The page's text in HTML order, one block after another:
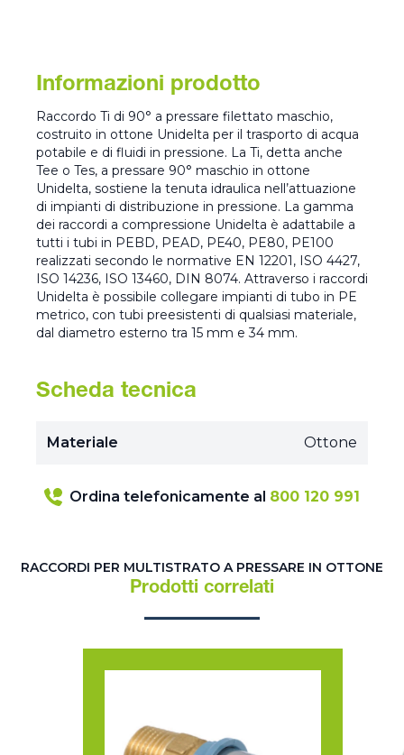
Informazioni prodotto
Raccordo Ti di 90° a pressare filettato maschio,
costruito in ottone Unidelta per il trasporto di acqua
potabile e di fluidi in pressione. La Ti, detta anche
Tee o Tes, a pressare 90° maschio in ottone
Unidelta, sostiene la tenuta idraulica nell’attuazione
di impianti di distribuzione in pressione. La gamma
dei raccordi a compressione Unidelta è adattabile a
tutti i tubi in PEBD, PEAD, PE40, PE80, PE100
realizzati secondo le normative EN 12201, ISO 4427,
ISO 14236, ISO 13460, DIN 8074. Attraverso i raccordi
Unidelta è possibile collegare impianti di tubo in PE
metrico, con tubi preesistenti di qualsiasi materiale,
dal diametro esterno tra 15 mm e 34 mm.
Scheda tecnica
Materiale Ottone
Ordina telefonicamente al 800 120 991
RACCORDI PER MULTISTRATO A PRESSARE IN OTTONE
Prodotti correlati